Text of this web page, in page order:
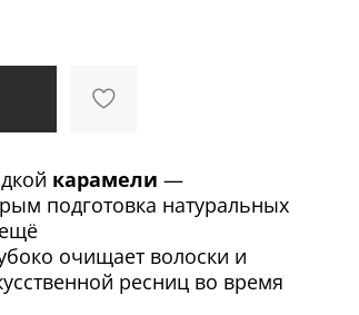
карамели —
подготовка натуральных
очищает волоски и
ресниц во время